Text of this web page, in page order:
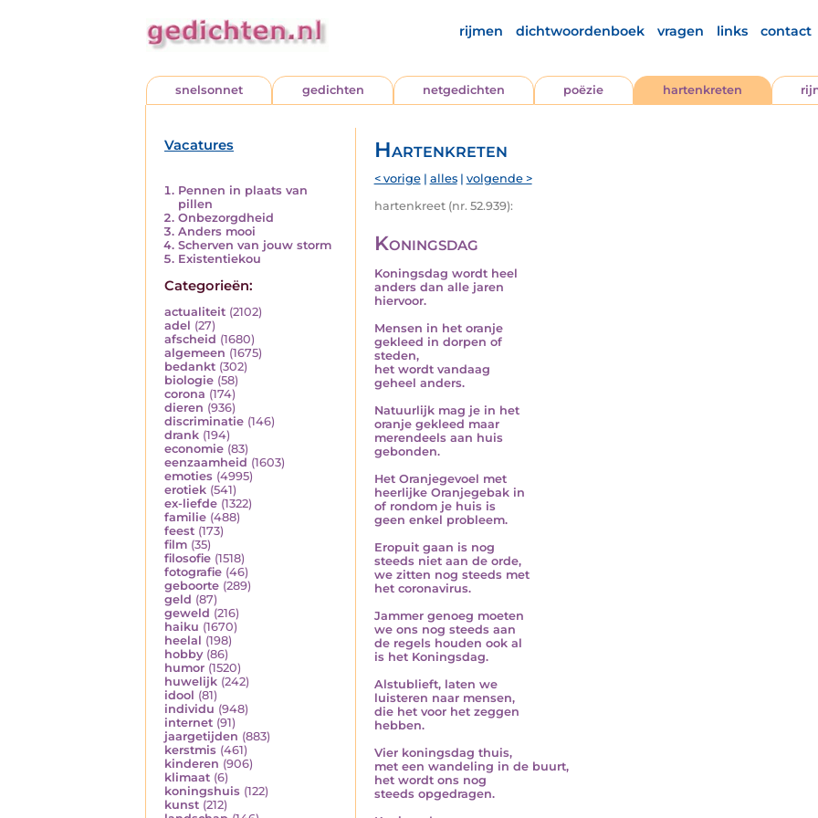
rijmen dichtwoordenboek vragen links contact
snelsonnet gedichten netgedichten poëzie hartenkreten
Vacatures
Pennen in plaats van
pillen
Onbezorgdheid
Anders mooi
Scherven van jouw storm
Existentiekou
Categorieën:
actualiteit (2102)
adel (27)
afscheid (1680)
algemeen (1675)
bedankt (302)
biologie (58)
corona (174)
dieren (936)
discriminatie (146)
drank (194)
economie (83)
eenzaamheid (1603)
emoties (4995)
erotiek (541)
ex-liefde (1322)
familie (488)
feest (173)
film (35)
filosofie (1518)
fotografie (46)
geboorte (289)
geld (87)
geweld (216)
haiku (1670)
heelal (198)
hobby (86)
humor (1520)
huwelijk (242)
idool (81)
individu (948)
internet (91)
jaargetijden (883)
kerstmis (461)
kinderen (906)
klimaat (6)
koningshuis (122)
kunst (212)
Hartenkreten
< vorige| alles| volgende >
hartenkreet (nr. 52.939):
Koningsdag
Koningsdag wordt heel
anders dan alle jaren
hiervoor.
Mensen in het oranje
gekleed in dorpen of
steden,
het wordt vandaag
geheel anders.
Natuurlijk mag je in het
oranje gekleed maar
merendeels aan huis
gebonden.
Het Oranjegevoel met
heerlijke Oranjegebak in
of rondom je huis is
geen enkel probleem.
Eropuit gaan is nog
steeds niet aan de orde,
we zitten nog steeds met
het coronavirus.
Jammer genoeg moeten
we ons nog steeds aan
de regels houden ook al
is het Koningsdag.
Alstublieft, laten we
luisteren naar mensen,
die het voor het zeggen
hebben.
Vier koningsdag thuis,
met een wandeling in de buurt,
het wordt ons nog
steeds opgedragen.